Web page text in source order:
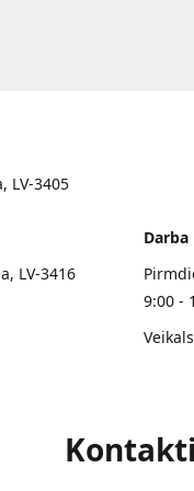
LV-3405
LV-3416
9:00 -
Kontakti